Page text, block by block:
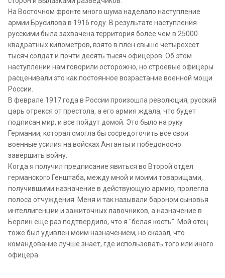
На Восточном фронте много шума наделало наступление
армии Брусилова в 1916 году. В результате наступления
русскими была захвачена территория более чем в 25000
квадратных километров, взято в плен свыше четырехсот
тысяч солдат и почти десять тысяч офицеров. Об этом
наступлении нам говорили осторожно, но строевые офицеры
расценивали это как постоянное возрастание военной мощи
России.
В феврале 1917 года в России произошла революция, русский
царь отрекся от престола, а его армия ждала, что будет
подписан мир, и все пойдут домой. Это было на руку
Германии, которая смогла бы сосредоточить все свои
военные усилия на войсках Антанты и победоносно
завершить войну.
Когда я получил предписание явиться во Второй отдел
германского Генштаба, между мной и моими товарищами,
получившими назначение в действующую армию, пролегла
полоса отчуждения. Меня и так называли бароном сыновья
интеллигенции и зажиточных лавочников, а назначение в
Берлин еще раз подтвердило, что я "белая кость". Мой отец
тоже был удивлен моим назначением, но сказал, что
командование лучше знает, где использовать того или иного
офицера.